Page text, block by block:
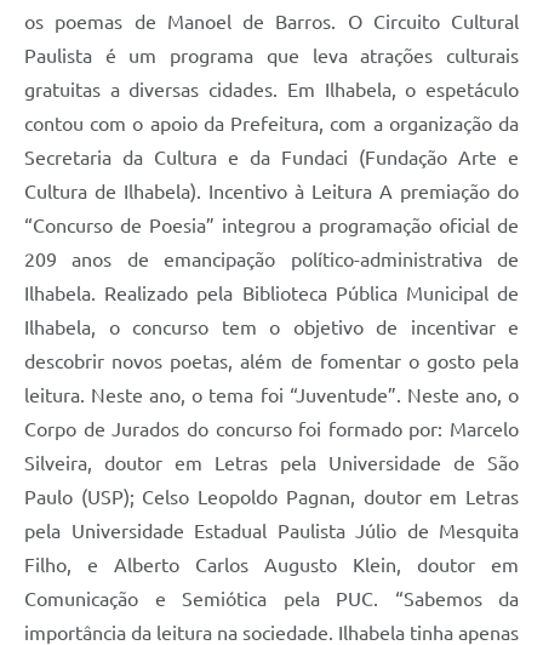
os poemas de Manoel de Barros. O Circuito Cultural
Paulista é um programa que leva atrações culturais
gratuitas a diversas cidades. Em Ilhabela, o espetáculo
contou com o apoio da Prefeitura, com a organização da
Secretaria da Cultura e da Fundaci (Fundação Arte e
Cultura de Ilhabela). Incentivo à Leitura A premiação do
“Concurso de Poesia” integrou a programação oficial de
209 anos de emancipação político-administrativa de
Ilhabela. Realizado pela Biblioteca Pública Municipal de
Ilhabela, o concurso tem o objetivo de incentivar e
descobrir novos poetas, além de fomentar o gosto pela
leitura. Neste ano, o tema foi “Juventude”. Neste ano, o
Corpo de Jurados do concurso foi formado por: Marcelo
Silveira, doutor em Letras pela Universidade de São
Paulo (USP); Celso Leopoldo Pagnan, doutor em Letras
pela Universidade Esta­dual Paulista Júlio de Mesquita
Filho, e Alberto Carlos Augusto Klein, doutor em
Comunicação e Semiótica pela PUC. “Sabemos da
importância da leitura na sociedade. Ilhabela tinha apenas